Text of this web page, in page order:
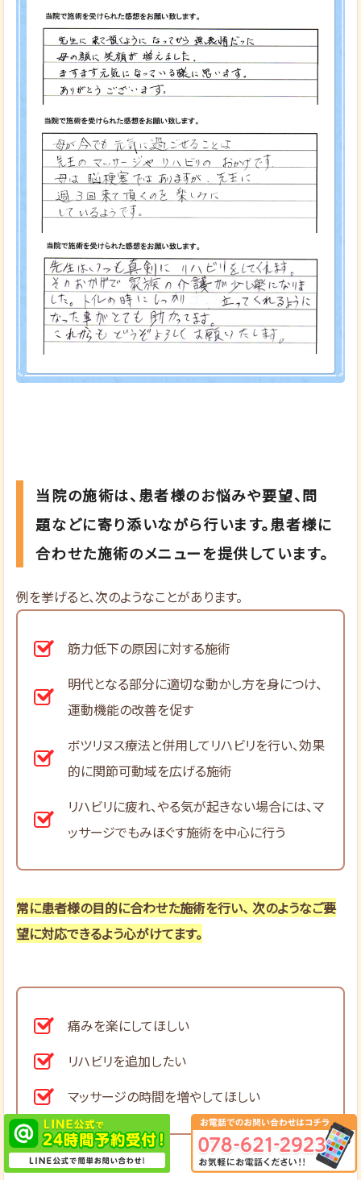
当院の施術は、患者様のお悩みや要望、問
題などに寄り添いながら行います。患者様に
合わせた施術のメニューを提供しています。
例を挙げると、次のようなことがあります。
筋力低下の原因に対する施術
明代となる部分に適切な動かし方を身につけ、
運動機能の改善を促す
ボツリヌス療法と併用してリハビリを行い、効果
的に関節可動域を広げる施術
リハビリに疲れ、やる気が起きない場合には、マ
ッサージでもみほぐす施術を中心に行う
常に患者様の目的に合わせた施術を行い、 次のようなご要
望に対応できるよう心がけてます。
痛みを楽にしてほしい
リハビリを追加したい
マッサージの時間を増やしてほしい